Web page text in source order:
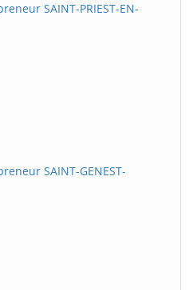
SAINT-PRIEST-EN-
SAINT-GENEST-